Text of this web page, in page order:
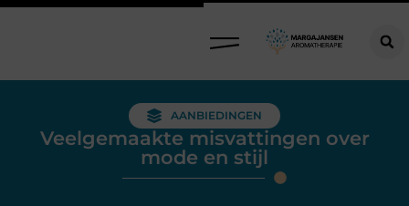
AANBIEDINGEN
Veelgemaakte misvattingen over
mode en stijl